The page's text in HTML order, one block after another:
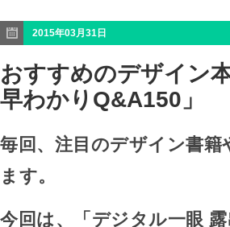
2015年03月31日
おすすめのデザイン
早わかりQ&A150」
毎回、注目のデザイン書
ます。
今回は、「デジタル一眼